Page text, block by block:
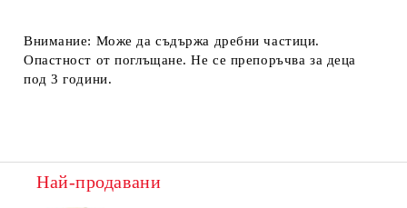
Внимание: Може да съдържа дребни частици.
Опастност от поглъщане. Не се препоръчва за деца
под 3 години.
Най-продавани